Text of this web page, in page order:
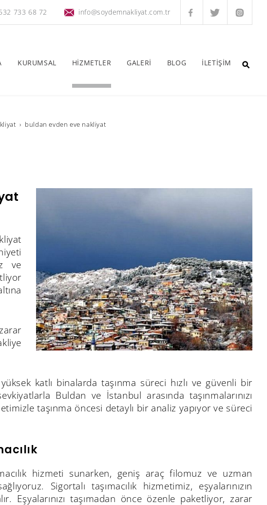
733 68 72 info@soydemnakliyat.com.tr
KURUMSAL HİZMETLER GALERİ BLOG İLETİŞİM
buldan evden eve nakliyat
ve
katlı binalarda taşınma süreci hızlı ve güvenli bir
Buldan ve İstanbul arasında taşınmalarınızı
taşınma öncesi detaylı bir analiz yapıyor ve süreci
hizmeti sunarken, geniş araç filomuz ve uzman
Sigortalı taşımacılık hizmetimiz, eşyalarınızın
Eşyalarınızı taşımadan önce özenle paketliyor, zarar